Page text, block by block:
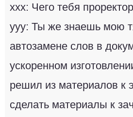
ххх: Чего тебя
ууу: Ты же знаешь мою
автозамене слов в
ускоренном
решил из материалов к
сделать материалы к